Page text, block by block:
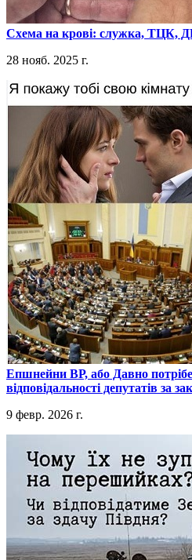
​Схема на крові: служка, ТЦК,
28 нояб. 2025 г.
​Епшнейни ВР, або Давно
відповідальності депутатів за
9 февр. 2026 г.